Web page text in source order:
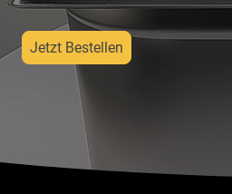
Jetzt Bestellen